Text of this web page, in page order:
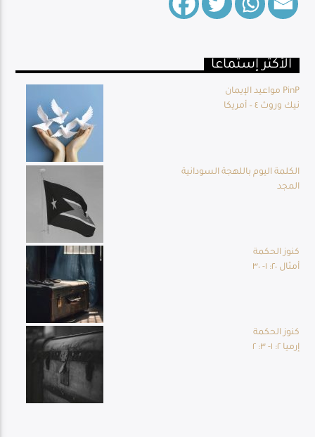
الأكثر إستماعا
مواعيد الإيمان PinP
نيك وروث ٤ – أمريكا
الكلمة اليوم باللهجة السودانية
المجد
كنوز الحكمة
أمثال ٢٠: ١- ٣٠
كنوز الحكمة
إرميا ٢: ١- ٣: ٢